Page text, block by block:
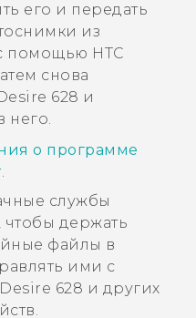
его и передать
из
помощью HTC
снова
628 и
него.
о программе
.
службы
держать
файлы в
ими с
628 и других